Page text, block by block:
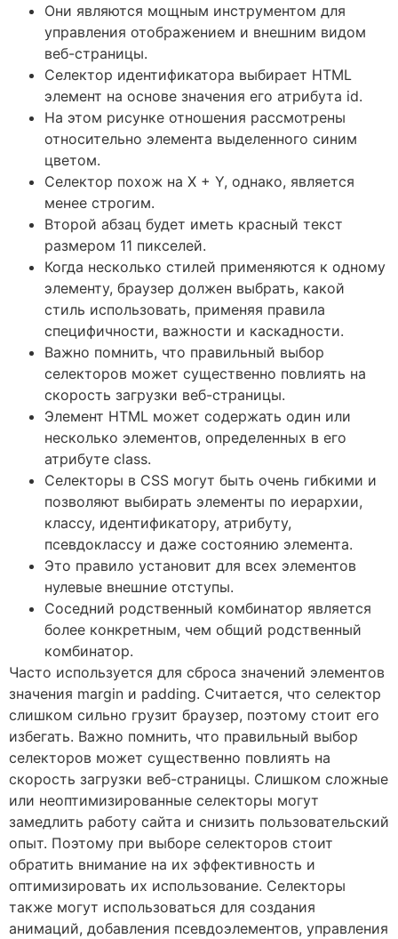
Они являются мощным инструментом для
управления отображением и внешним видом
веб-страницы.
Селектор идентификатора выбирает HTML
элемент на основе значения его атрибута id.
На этом рисунке отношения рассмотрены
относительно элемента выделенного синим
цветом.
Селектор похож на X + Y, однако, является
менее строгим.
Второй абзац будет иметь красный текст
размером 11 пикселей.
Когда несколько стилей применяются к одному
элементу, браузер должен выбрать, какой
стиль использовать, применяя правила
специфичности, важности и каскадности.
Важно помнить, что правильный выбор
селекторов может существенно повлиять на
скорость загрузки веб-страницы.
Элемент HTML может содержать один или
несколько элементов, определенных в его
атрибуте class.
Селекторы в CSS могут быть очень гибкими и
позволяют выбирать элементы по иерархии,
классу, идентификатору, атрибуту,
псевдоклассу и даже состоянию элемента.
Это правило установит для всех элементов
нулевые внешние отступы.
Соседний родственный комбинатор является
более конкретным, чем общий родственный
комбинатор.
Часто используется для сброса значений элементов
значения margin и padding. Считается, что селектор
слишком сильно грузит браузер, поэтому стоит его
избегать. Важно помнить, что правильный выбор
селекторов может существенно повлиять на
скорость загрузки веб-страницы. Слишком сложные
или неоптимизированные селекторы могут
замедлить работу сайта и снизить пользовательский
опыт. Поэтому при выборе селекторов стоит
обратить внимание на их эффективность и
оптимизировать их использование. Селекторы
также могут использоваться для создания
анимаций, добавления псевдоэлементов, управления